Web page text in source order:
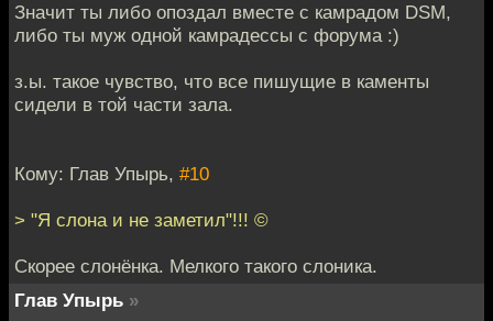
Значит ты либо опоздал вместе с камрадом DSM,
либо ты муж одной камрадессы с форума :)
з.ы. такое чувство, что все пишущие в каменты
сидели в той части зала.
Кому: Глав Упырь, #10
> "Я слона и не заметил"!!! ©
Скорее слонёнка. Мелкого такого слоника.
Глав Упырь »